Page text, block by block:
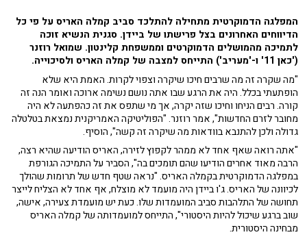
המפלגה הדמוקרטית מתחילה להתלכד סביב קמלה האריס על פי כל
הדיווחים האחרונים בצל פרישתו של ביידן. סגנית הנשיא זוכה
לתמיכה מהמושלים הדמוקרטים וממשפחת קלינטון. שמואל רוזנר
('כאן 11' ו-'מעריב') התייחס למצבה של קמלה האריס ולסיכוייה.
"מה שקרה זה מה שרבים חיכו שיקרה וצפוי לקרות. האמת היא שלא
הופתעתי בכלל. היה את הרגע שבו אתה נושם נשימה ארוכה ואומר הנה זה
קורה. רבים הניחו וחיכו שזה יקרה, אך מי שתפס את זה כהפתעה לא היה
מחובר לזרם החדשות", אמר רוזנר. "הפוליטיקה האמריקנית נמצאת בטלטלה
גדולה ולכן להתנבא בוודאות מה שיקרה זה קשה", הוסיף.
"אתה רואה שאף אחד לא ממהר לקפוץ לזירה, האריס הודיעה שהיא רצה,
הרבה מאוד אחרים הודיעו שהם תומכים בה", הסביר על התמיכה הגורפת
במפלגה הדמוקרטית בקמלה האריס. "נראה שטף חדש של תרומות שהולך
לכיוונה של האריס. ג'ו ביידן היה מועמד לא מוצלח, אף אחד לא הצליח לייצר
תחושה של התלהבות סביב המועמדות שלו. כעת יש מועמדת צעירה, אישה,
שוב ברגע שיכול להיות היסטורי", התייחס למועמדותה של קמלה האריס
מבחינה היסטורית.